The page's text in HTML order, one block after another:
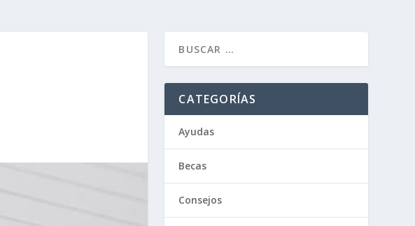
CATEGORÍAS
Ayudas
Becas
Consejos